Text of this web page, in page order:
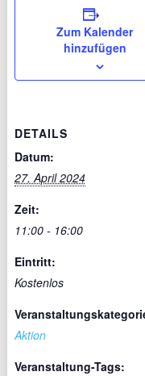
Zum Kalender
hinzufügen
DETAILS
Datum:
27. April 2024
Zeit:
11:00 - 16:00
Eintritt:
Kostenlos
Aktion
Veranstaltung-Tags: